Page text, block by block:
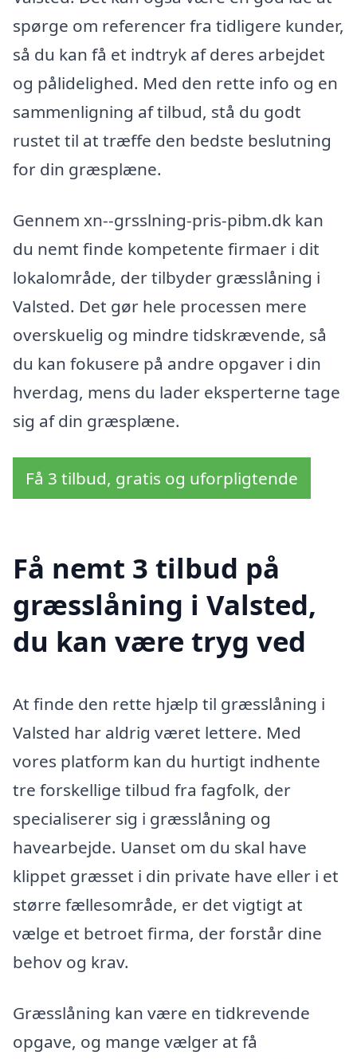
spørge om referencer fra tidligere kunder,
så du kan få et indtryk af deres arbejdet
og pålidelighed. Med den rette info og en
sammenligning af tilbud, stå du godt
rustet til at træffe den bedste beslutning
for din græsplæne.
Gennem xn--grsslning-pris-pibm.dk kan
du nemt finde kompetente firmaer i dit
lokalområde, der tilbyder græsslåning i
Valsted. Det gør hele processen mere
overskuelig og mindre tidskrævende, så
du kan fokusere på andre opgaver i din
hverdag, mens du lader eksperterne tage
sig af din græsplæne.
Få 3 tilbud, gratis og uforpligtende
Få nemt 3 tilbud på
græsslåning i Valsted,
du kan være tryg ved
At finde den rette hjælp til græsslåning i
Valsted har aldrig været lettere. Med
vores platform kan du hurtigt indhente
tre forskellige tilbud fra fagfolk, der
specialiserer sig i græsslåning og
havearbejde. Uanset om du skal have
klippet græsset i din private have eller i et
større fællesområde, er det vigtigt at
vælge et betroet firma, der forstår dine
behov og krav.
Græsslåning kan være en tidkrevende
opgave, og mange vælger at få